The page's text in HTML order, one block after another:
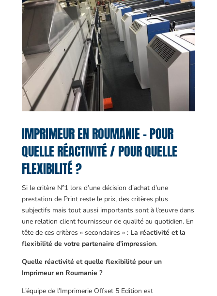
IMPRIMEUR EN ROUMANIE – POUR
QUELLE RÉACTIVITÉ / POUR QUELLE
FLEXIBILITÉ ?
Si le critère N°1 lors d’une décision d’achat d’une
prestation de Print reste le prix, des critères plus
subjectifs mais tout aussi importants sont à l’œuvre dans
une relation client fournisseur de qualité au quotidien. En
tête de ces critères « secondaires » : La réactivité et la
flexibilité de votre partenaire d’impression.
Quelle réactivité et quelle flexibilité pour un
Imprimeur en Roumanie ?
L’équipe de l’Imprimerie Offset 5 Edition est